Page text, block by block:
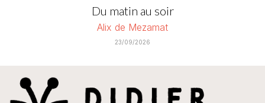
Du matin au soir
Alix de Mezamat
23/09/2026